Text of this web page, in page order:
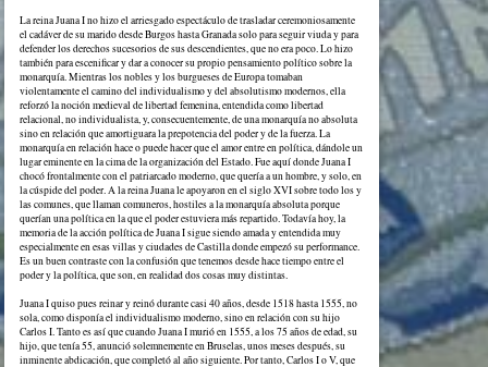
La reina Juana I no hizo el arriesgado espectáculo de trasladar ceremoniosamente
el cadáver de su marido desde Burgos hasta Granada solo para seguir viuda y para
defender los derechos sucesorios de sus descendientes, que no era poco. Lo hizo
también para escenificar y dar a conocer su propio pensamiento político sobre la
monarquía. Mientras los nobles y los burgueses de Europa tomaban
violentamente el camino del individualismo y del absolutismo modernos, ella
reforzó la noción medieval de libertad femenina, entendida como libertad
relacional, no individualista, y, consecuentemente, de una monarquía no absoluta
sino en relación que amortiguara la prepotencia del poder y de la fuerza. La
monarquía en relación hace o puede hacer que el amor entre en política, dándole un
lugar eminente en la cima de la organización del Estado. Fue aquí donde Juana I
chocó frontalmente con el patriarcado moderno, que quería a un hombre, y solo, en
la cúspide del poder. A la reina Juana le apoyaron en el siglo XVI sobre todo los y
las comunes, que llaman comuneros, hostiles a la monarquía absoluta porque
querían una política en la que el poder estuviera más repartido. Todavía hoy, la
memoria de la acción política de Juana I sigue siendo amada y entendida muy
especialmente en esas villas y ciudades de Castilla donde empezó su performance.
Es un buen contraste con la confusión que tenemos desde hace tiempo entre el
poder y la política, que son, en realidad dos cosas muy distintas.
Juana I quiso pues reinar y reinó durante casi 40 años, desde 1518 hasta 1555, no
sola, como disponía el individualismo moderno, sino en relación con su hijo
Carlos I. Tanto es así que cuando Juana I murió en 1555, a los 75 años de edad, su
hijo, que tenía 55, anunció solemnemente en Bruselas, unos meses después, su
inminente abdicación, que completó al año siguiente. Por tanto, Carlos I o V, que